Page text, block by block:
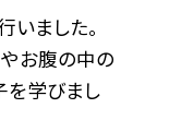
ました。
お腹の中の
を学びまし